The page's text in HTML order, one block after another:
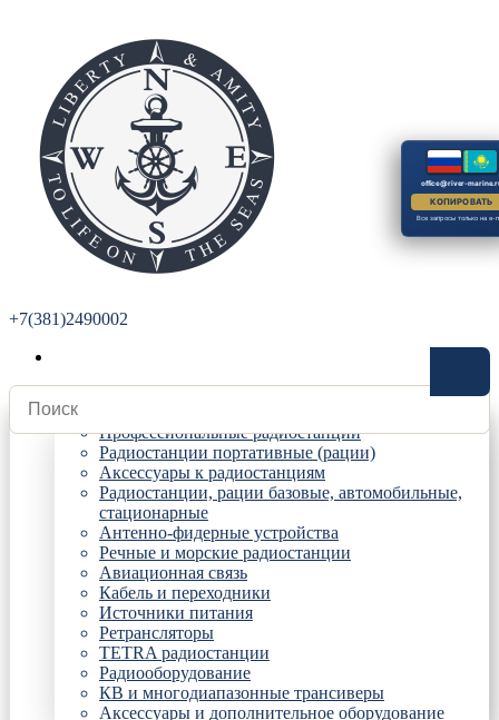
+7(381)2490002
Радиостанции
Профессиональные радиостанции
Радиостанции портативные (рации)
Аксессуары к радиостанциям
Радиостанции, рации базовые, автомобильные,
стационарные
Антенно-фидерные устройства
Речные и морские радиостанции
Авиационная связь
Кабель и переходники
Источники питания
Ретрансляторы
TETRA радиостанции
Радиооборудование
КВ и многодиапазонные трансиверы
Аксессуары и дополнительное оборудование
office@river-
КОПИРОВАТЬ
Все запросы только на e-